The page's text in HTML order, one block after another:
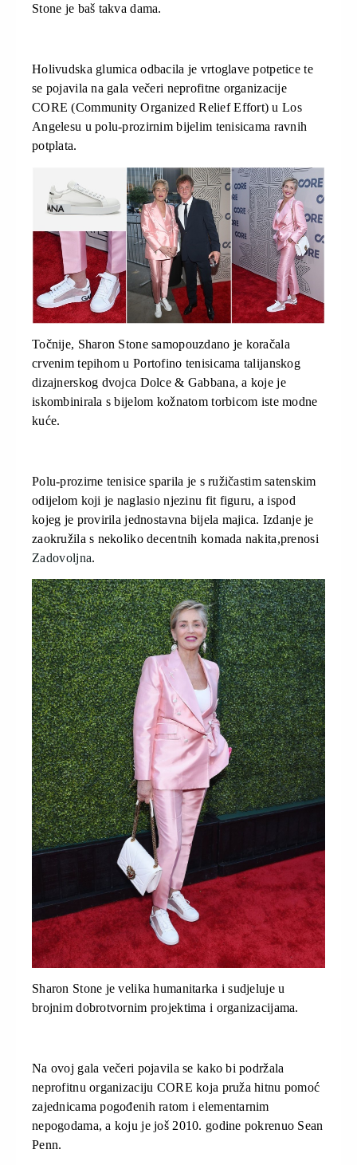
Stone je baš takva dama.
Holivudska glumica odbacila je vrtoglave potpetice te
se pojavila na gala večeri neprofitne organizacije
CORE (Community Organized Relief Effort) u Los
Angelesu u polu-prozirnim bijelim tenisicama ravnih
potplata.
Točnije, Sharon Stone samopouzdano je koračala
crvenim tepihom u Portofino tenisicama talijanskog
dizajnerskog dvojca Dolce & Gabbana, a koje je
iskombinirala s bijelom kožnatom torbicom iste modne
kuće.
Polu-prozirne tenisice sparila je s ružičastim satenskim
odijelom koji je naglasio njezinu fit figuru, a ispod
kojeg je provirila jednostavna bijela majica. Izdanje je
zaokružila s nekoliko decentnih komada nakita,prenosi
Zadovoljna.
Sharon Stone je velika humanitarka i sudjeluje u
brojnim dobrotvornim projektima i organizacijama.
Na ovoj gala večeri pojavila se kako bi podržala
neprofitnu organizaciju CORE koja pruža hitnu pomoć
zajednicama pogođenih ratom i elementarnim
nepogodama, a koju je još 2010. godine pokrenuo Sean
Penn.